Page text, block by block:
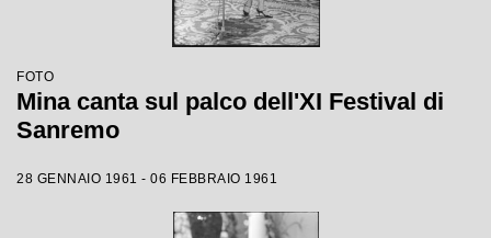
FOTO
Mina canta sul palco dell'XI Festival di
Sanremo
28 GENNAIO 1961 - 06 FEBBRAIO 1961